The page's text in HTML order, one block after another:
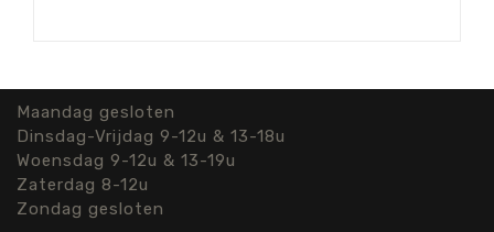
Maandag gesloten
Dinsdag-Vrijdag 9-12u & 13-18u
Woensdag 9-12u & 13-19u
Zaterdag 8-12u
Zondag gesloten